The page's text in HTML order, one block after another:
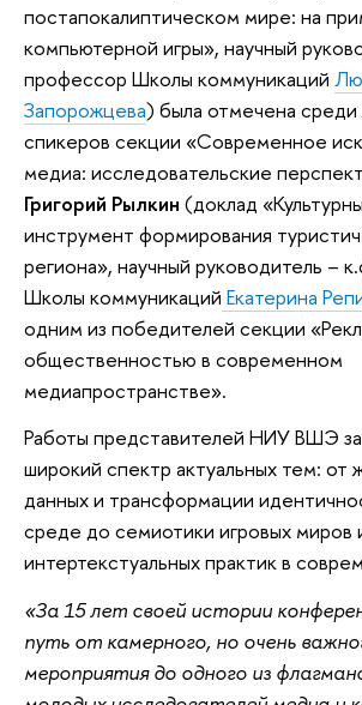
постапокалиптическом мире: на
компьютерной игры», научный
профессор Школы коммуникаций
Запорожцева) была отмечена среди
спикеров секции «Современное
медиа: исследовательские
Григорий Рылкин (доклад
инструмент формирования
региона», научный руководитель –
Школы коммуникаций Екатерина
одним из победителей секции
общественностью в современном
медиапространстве».
Работы представителей НИУ ВШЭ
широкий спектр актуальных тем: от
данных и трансформации
среде до семиотики игровых миров
интертекстуальных практик в
«За 15 лет своей истории
путь от камерного, но очень
мероприятия до одного из